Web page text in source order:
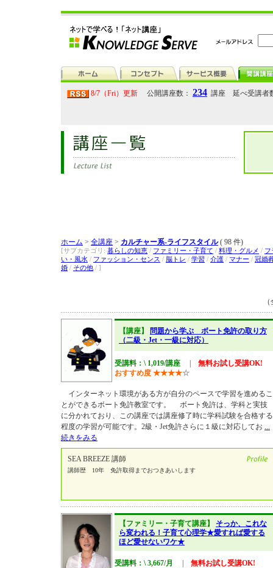
8/7（Fri）更新 公開講座数： 234 講座 延べ受講者
ホーム > 全講座 > カルチャー系-ライフスタイル( 98 件)
[サブカテゴリ: 暮らしの知恵 / ファミリー・子育て / 料理・グルメ / フ
い・風水 / ファッション・センス / 脳トレ / 学習 / 介護 / マナー / 冠婚
婚 / その他 / ]
【講座】
問題から学ぶ ボート免許の取り方
（二級・Jet・一級に対応）
受講料：\ 1,019/講座
無料お試し受講OK!
おすすめ度 ★★★★☆
インターネット環境がある方が自分のペースで学習を進めるこ
とができるボート免許教室です。 ボート免許は、学科と実技
に分かれており、この講座では講座修了時に学科試験を合格する
程度の学習が可能です。2級・Jet免許さらに１級に対応してお ...
続きをみる
SEA BREEZE 講師
講師歴 10年 免許取得までおつきあいします
【ファミリー・子育て講座】 そっか、これな
ら変われる！子育て心理学★愛すれば愛する
ほど愛せないワケ★
受講料：\ 3,667/月
無料お試し受講OK!